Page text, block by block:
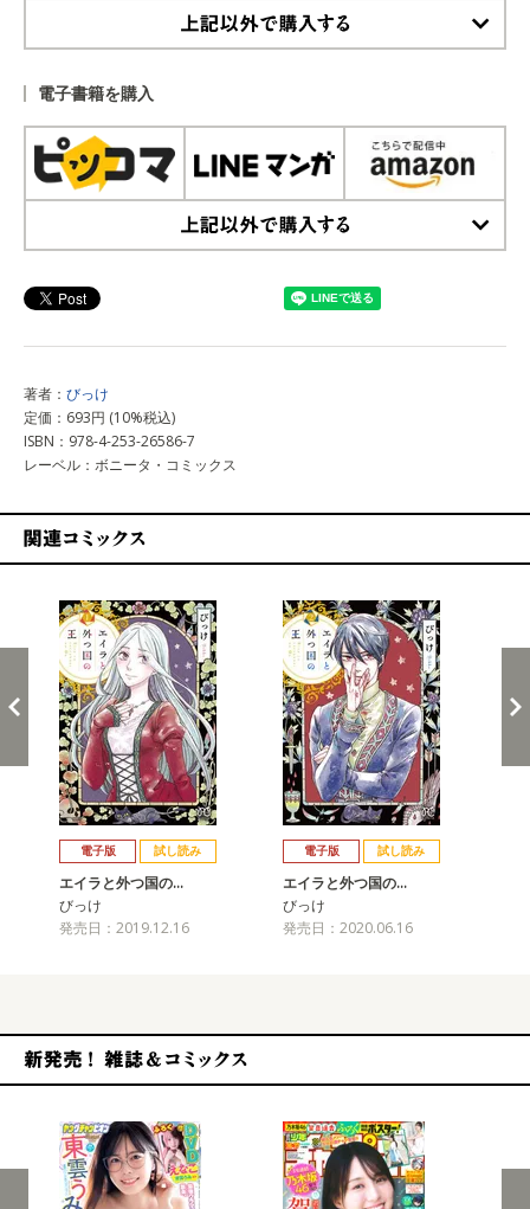
電子書籍を購入
著者： びっけ
定価：693円 (10%税込)
ISBN：978-4-253-26586-7
レーベル：ボニータ・コミックス
電子版 試し読み
エイラと外つ国の…
びっけ
発売日：2019.12.16
電子版 試し読み
エイラと外つ国の…
びっけ
発売日：2020.06.16